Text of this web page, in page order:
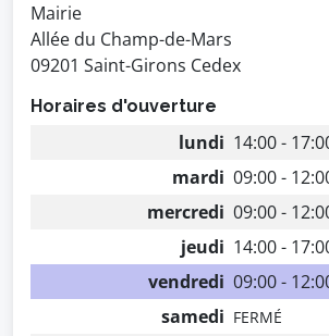
Mairie
Allée du Champ-de-Mars
09201 Saint-Girons Cedex
Horaires d'ouverture
lundi 14:00 -
mardi 09:00 -
mercredi 09:00 -
jeudi 14:00 -
vendredi 09:00 -
samedi FERMÉ